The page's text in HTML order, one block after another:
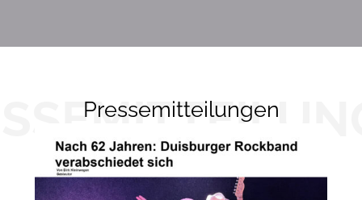
Pressemitteilungen